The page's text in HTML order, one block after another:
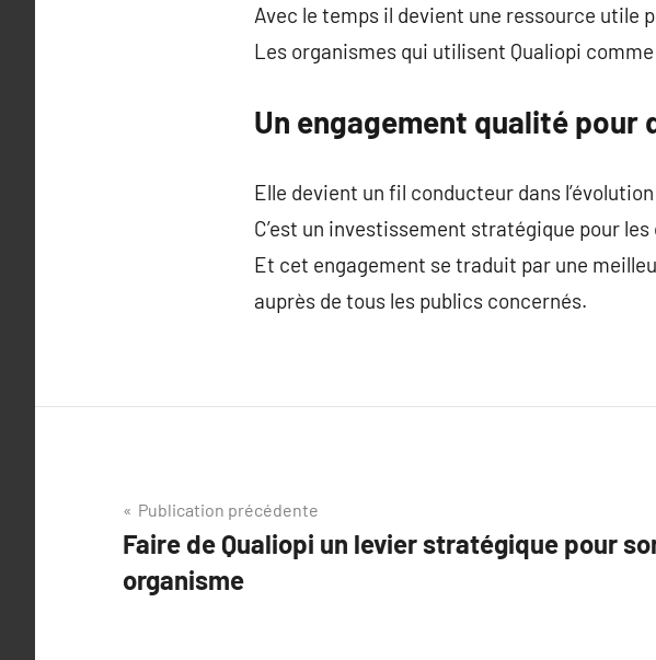
Avec le temps il devient une ressource utile
Les organismes qui utilisent Qualiopi
Un engagement qualité pour
Elle devient un fil conducteur dans
C’est un investissement stratégique pour
Et cet engagement se traduit par une
auprès de tous les publics concernés.
Navigation
de
l’article
Publication précédente
Faire de Qualiopi un levier stratégique pour
organisme